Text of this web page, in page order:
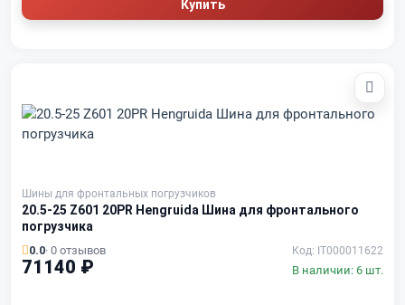
Купить
Шины для фронтальных погрузчиков
20.5-25 Z601 20PR Hengruida Шина для фронтального
погрузчика
0.0· 0 отзывов Код: IT000011622
71140 ₽ В наличии: 6 шт.